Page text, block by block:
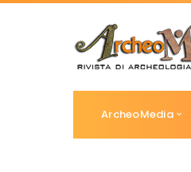
ArcheoMedia